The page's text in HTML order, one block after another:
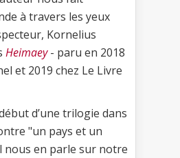
à travers les yeux
Kornelius
Heimaey- paru en 2018
et 2019 chez Le Livre
d’une trilogie dans
"un pays et un
nous en parle sur notre